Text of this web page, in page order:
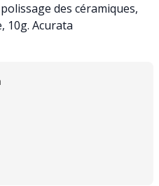
des céramiques,
10g. Acurata